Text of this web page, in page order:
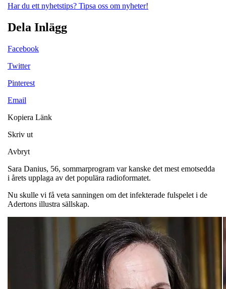
Har du ett nyhetstips? Tipsa oss om nyheter!
Dela Inlägg
Facebook
Twitter
Pinterest
Email
Kopiera Länk
Skriv ut
Avbryt
Sara Danius, 56, sommarprogram var kanske det mest emotsedda
i årets upplaga av det populära radioformatet.
Nu skulle vi få veta sanningen om det infekterade fulspelet i de
Adertons illustra sällskap.